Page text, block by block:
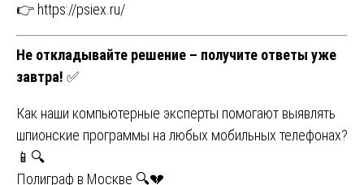
👉 https://psiex.ru/
Не откладывайте решение – получите ответы уже
завтра! ✅
Навигация
по
Как наши компьютерные эксперты помогают выявлять
шпионские программы на любых мобильных телефонах?
📱🔍
Полиграф в Москве 🔍💔